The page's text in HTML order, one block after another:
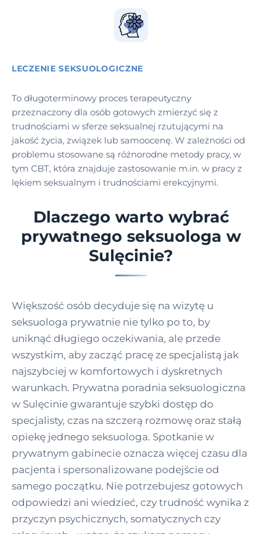
LECZENIE SEKSUOLOGICZNE
To długoterminowy proces terapeutyczny
przeznaczony dla osób gotowych zmierzyć się z
trudnościami w sferze seksualnej rzutującymi na
jakość życia, związek lub samoocenę. W zależności od
problemu stosowane są różnorodne metody pracy, w
tym CBT, która znajduje zastosowanie m.in. w pracy z
lękiem seksualnym i trudnościami erekcyjnymi.
Dlaczego warto wybrać
prywatnego seksuologa w
Sulęcinie?
Większość osób decyduje się na wizytę u
seksuologa prywatnie nie tylko po to, by
uniknąć długiego oczekiwania, ale przede
wszystkim, aby zacząć pracę ze specjalistą jak
najszybciej w komfortowych i dyskretnych
warunkach. Prywatna poradnia seksuologiczna
w Sulęcinie gwarantuje szybki dostęp do
specjalisty, czas na szczerą rozmowę oraz stałą
opiekę jednego seksuologa. Spotkanie w
prywatnym gabinecie oznacza więcej czasu dla
pacjenta i spersonalizowane podejście od
samego początku. Nie potrzebujesz gotowych
odpowiedzi ani wiedzieć, czy trudność wynika z
przyczyn psychicznych, somatycznych czy